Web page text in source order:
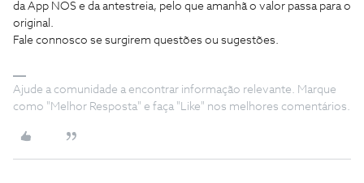
da App NOS e da antestreia, pelo que amanhã o valor passa para o
original.
Fale connosco se surgirem questões ou sugestões.
Ajude a comunidade a encontrar informação relevante. Marque
como "Melhor Resposta" e faça "Like" nos melhores comentários.